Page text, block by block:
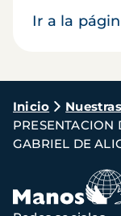
Ir a la
Ruta
de
Inicio
PRESENTACION
GABRIEL DE